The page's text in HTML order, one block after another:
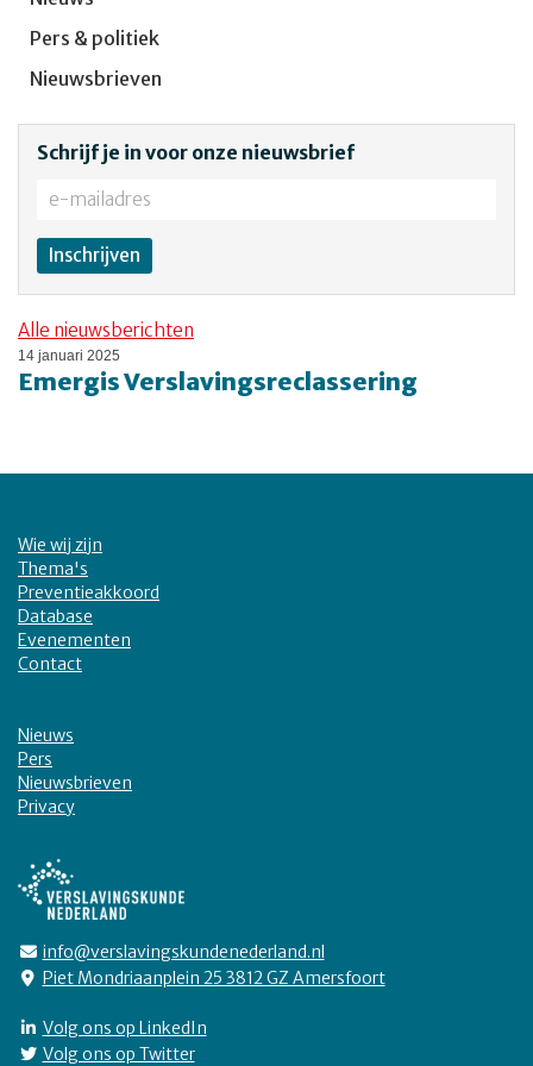
Pers & politiek
Nieuwsbrieven
Schrijf je in voor onze nieuwsbrief
Alle nieuwsberichten
14 januari 2025
Emergis Verslavingsreclassering
Wie wij zijn
Thema's
Preventieakkoord
Database
Evenementen
Contact
Nieuws
Pers
Nieuwsbrieven
Privacy
info@verslavingskundenederland.nl
Piet Mondriaanplein 25 3812 GZ Amersfoort
Volg ons op LinkedIn
Volg ons op Twitter